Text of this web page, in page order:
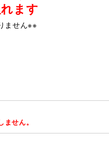
ます
ません※※
せん。